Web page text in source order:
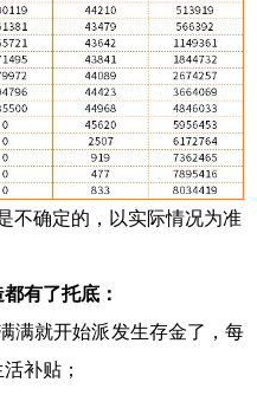
不确定的，以实际情况为准
有了托底：
满就开始派发生存金了，每
补贴；